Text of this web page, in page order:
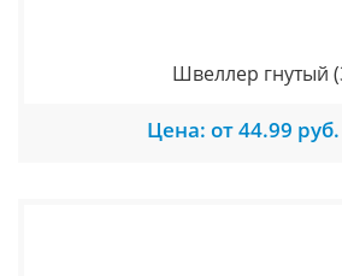
Швеллер гнутый
Цена: от 44.99 руб.